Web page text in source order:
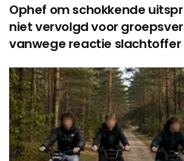
Ophef om schokkende
niet vervolgd voor
vanwege reactie slachtoffer